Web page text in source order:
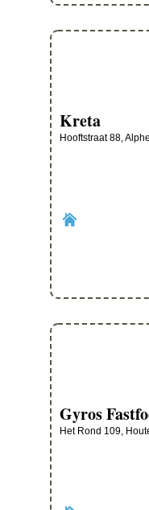
Kreta
Hooftstraat 88,
Gyros
Het Rond 109,